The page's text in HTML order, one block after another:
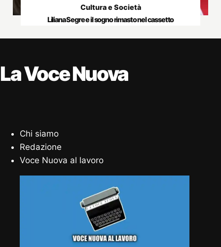
Cultura e Società
Liliana Segre e il sogno rimasto nel cassetto
La Voce Nuova
Chi siamo
Redazione
Voce Nuova al lavoro